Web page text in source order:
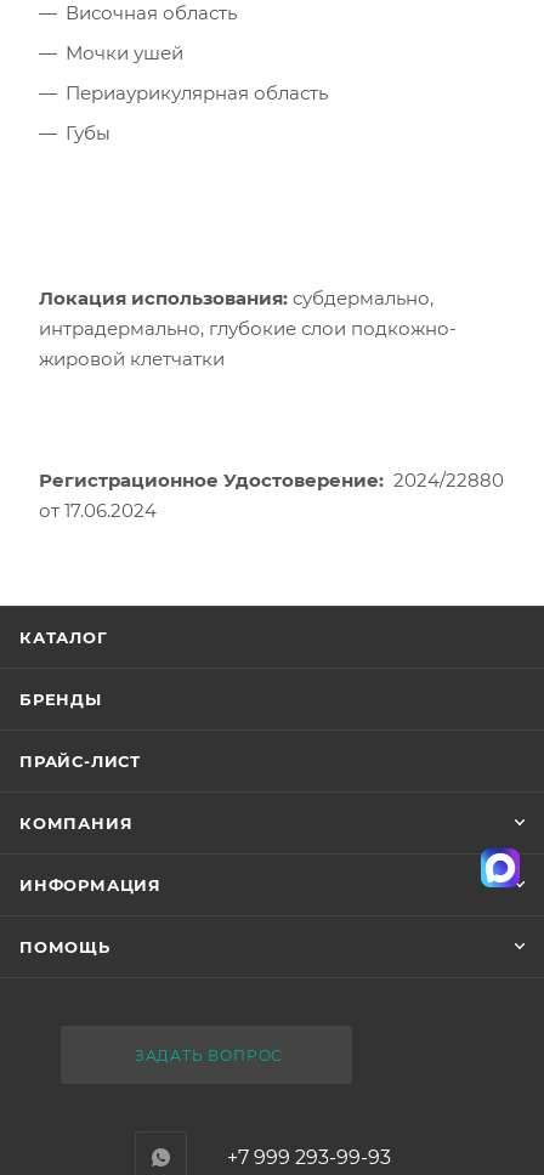
Височная область
Мочки ушей
Периаурикулярная область
Губы
Локация использования: субдермально,
интрадермально, глубокие слои подкожно-
жировой клетчатки
Регистрационное Удостоверение: 2024/22880
от 17.06.2024
КАТАЛОГ
БРЕНДЫ
ПРАЙС-ЛИСТ
КОМПАНИЯ
ИНФОРМАЦИЯ
ПОМОЩЬ
ЗАДАТЬ ВОПРОС
+7 999 293-99-93